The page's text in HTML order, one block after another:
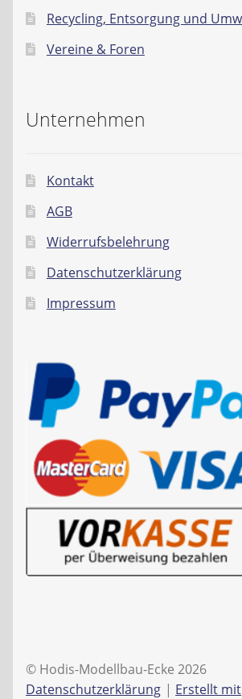
Recycling, Entsorgung und
Vereine & Foren
Unternehmen
Kontakt
AGB
Widerrufsbelehrung
Datenschutzerklärung
Impressum
© Hodis-Modellbau-Ecke 2026
Datenschutzerklärung
Erstellt mit